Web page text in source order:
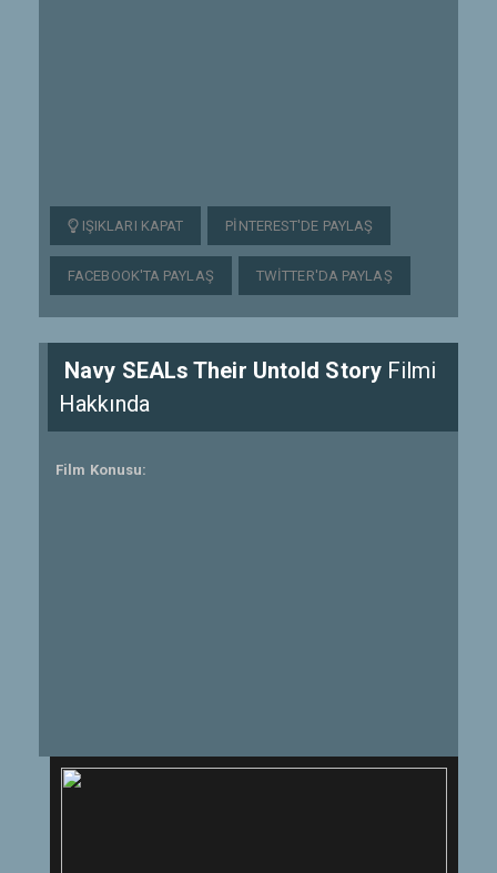
IŞIKLARI KAPAT PINTEREST'DE PAYLAŞ
FACEBOOK'TA PAYLAŞ TWITTER'DA PAYLAŞ
Navy SEALs Their Untold StoryFilmi
Hakkında
Film Konusu: